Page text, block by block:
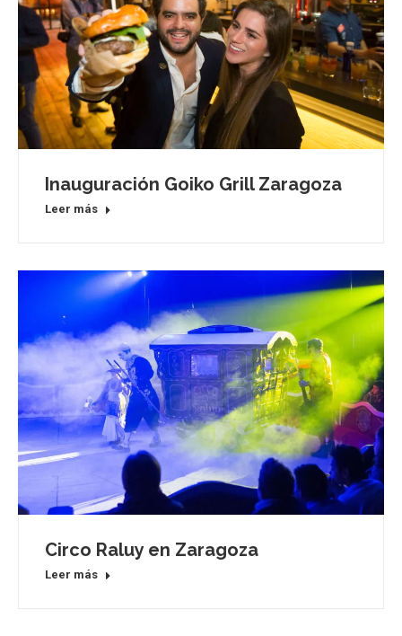
Inauguración Goiko Grill Zaragoza
Leer más
Circo Raluy en Zaragoza
Leer más